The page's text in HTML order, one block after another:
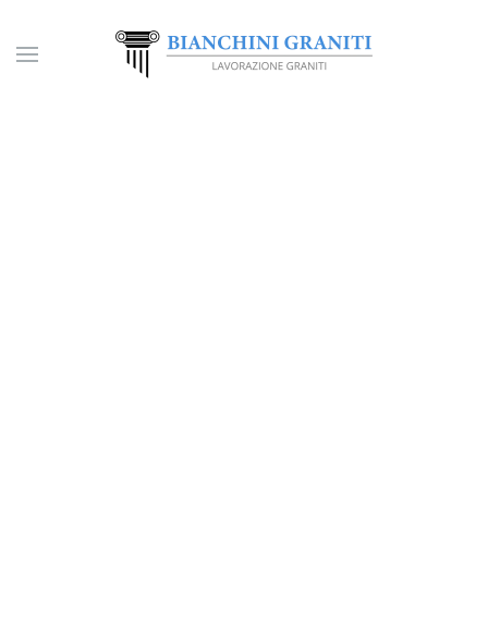
Skip to main content